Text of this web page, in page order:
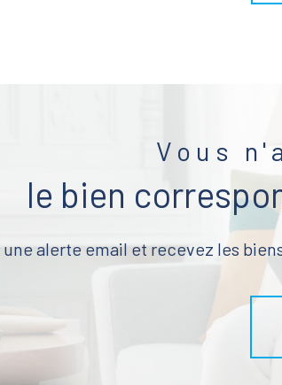
Vous
le bien
une alerte email et recevez les